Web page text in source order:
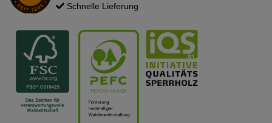
Schnelle Lieferung